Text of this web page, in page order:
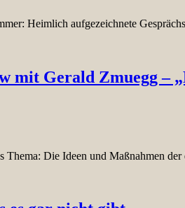
Heimlich aufgezeichnete
Gerald Zmuegg –
Thema: Die Ideen und Maßnahmen